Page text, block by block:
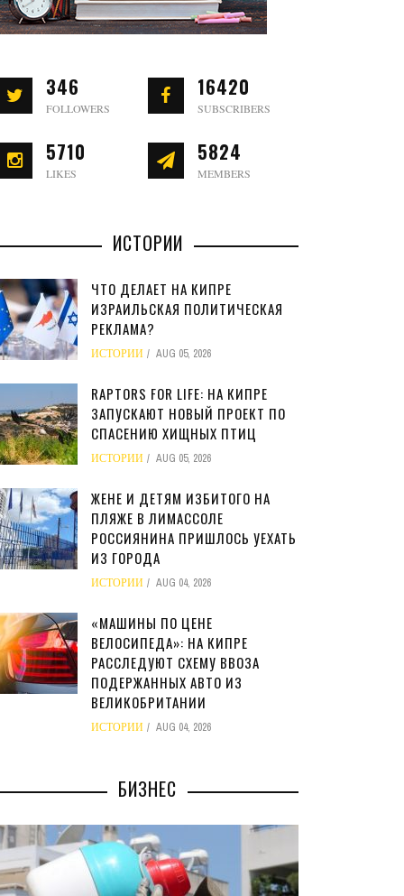
346
FOLLOWERS
16420
SUBSCRIBERS
5710
LIKES
5824
MEMBERS
ИСТОРИИ
ЧТО ДЕЛАЕТ НА КИПРЕ
ИЗРАИЛЬСКАЯ ПОЛИТИЧЕСКАЯ
РЕКЛАМА?
ИСТОРИИ AUG 05, 2026
RAPTORS FOR LIFE: НА КИПРЕ
ЗАПУСКАЮТ НОВЫЙ ПРОЕКТ ПО
СПАСЕНИЮ ХИЩНЫХ ПТИЦ
ИСТОРИИ AUG 05, 2026
ЖЕНЕ И ДЕТЯМ ИЗБИТОГО НА
ПЛЯЖЕ В ЛИМАССОЛЕ
РОССИЯНИНА ПРИШЛОСЬ УЕХАТЬ
ИЗ ГОРОДА
ИСТОРИИ AUG 04, 2026
«МАШИНЫ ПО ЦЕНЕ
ВЕЛОСИПЕДА»: НА КИПРЕ
РАССЛЕДУЮТ СХЕМУ ВВОЗА
ПОДЕРЖАННЫХ АВТО ИЗ
ВЕЛИКОБРИТАНИИ
ИСТОРИИ AUG 04, 2026
БИЗНЕС